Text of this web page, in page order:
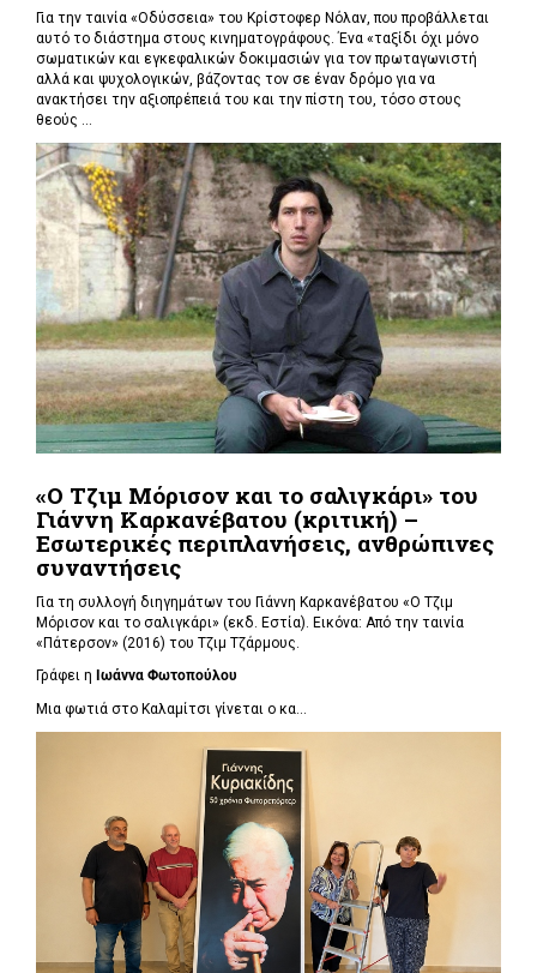
Για την ταινία «Οδύσσεια» του Κρίστοφερ Νόλαν,που προβάλλεται
αυτό το διάστημα στους κινηματογράφους. Ένα «ταξίδι όχι μόνο
σωματικών και εγκεφαλικών δοκιμασιών για τον πρωταγωνιστή
αλλά και ψυχολογικών, βάζοντας τον σε έναν δρόμο για να
ανακτήσει την αξιοπρέπειά του και την πίστη του, τόσο στους
θεούς ...
«Ο Τζιμ Μόρισον και το σαλιγκάρι» του
Γιάννη Καρκανέβατου (κριτική) –
Εσωτερικές περιπλανήσεις, ανθρώπινες
συναντήσεις
Για τη συλλογή διηγημάτων του Γιάννη Καρκανέβατου «Ο Τζιμ
Μόρισον και το σαλιγκάρι» (εκδ. Εστία). Εικόνα: Από την ταινία
«Πάτερσον» (2016) του Τζιμ Τζάρμους.
Γράφει η Ιωάννα Φωτοπούλου
Μια φωτιά στο Καλαμίτσι γίνεται ο κα...